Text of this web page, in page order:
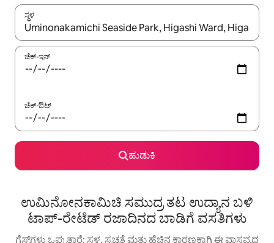
ಸ್ಥಳ
ಫಲಿತಾಂಶಗಳು ಲಭ್ಯವಿರುವಾಗ, ಅಪ್ ಮತ್ತು ಡೌನ್ ಬಾಣದ ಕೀಲಿಗಳೊಂದಿಗೆ
ಚೆಕ್-ಇನ್
ಚೆಕ್-ಔಟ್
ಹುಡುಕಿ
ಉಮಿನೋನಕಾಮಿಚಿ ಸಮುದ್ರ ತಟ ಉದ್ಯಾನ ಬಳಿ
ಟಾಪ್-ರೇಟೆಡ್ ರಜಾದಿನದ ಬಾಡಿಗೆ ವಸತಿಗಳು
ಗೆಸ್ಟ್‌ಗಳು ಒಪ್ಪುತ್ತಾರೆ: ಸ್ಥಳ, ಸ್ವಚ್ಛತೆ ಮತ್ತು ಹೆಚ್ಚಿನ ಕಾರಣಕ್ಕಾಗಿ ಈ ವಾಸ್ತವ್ಯದ